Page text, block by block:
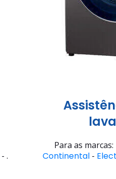
- .
Para as marcas:
Continental -